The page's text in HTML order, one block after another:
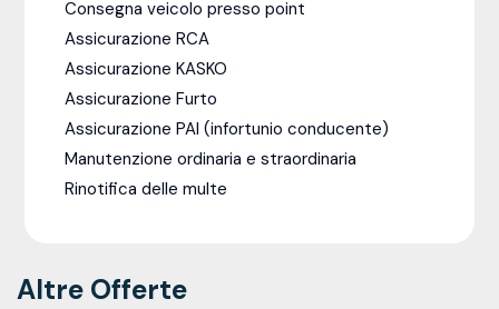
Consegna veicolo presso point
Assicurazione RCA
Assicurazione KASKO
Assicurazione Furto
Assicurazione PAI (infortunio conducente)
Manutenzione ordinaria e straordinaria
Rinotifica delle multe
Altre Offerte